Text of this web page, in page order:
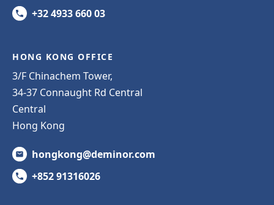
+32 4933 660 03
HONG KONG OFFICE
3/F Chinachem Tower,
34-37 Connaught Rd Central
Central
Hong Kong
hongkong@deminor.com
+852 91316026